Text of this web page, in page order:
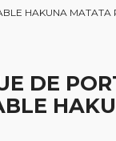
HAKUNA MATATA
DE